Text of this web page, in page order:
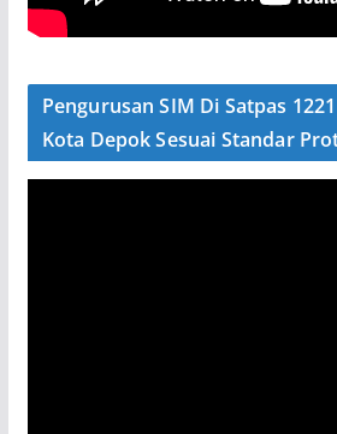
Pengurusan SIM Di Satpas
Kota Depok Sesuai Standar